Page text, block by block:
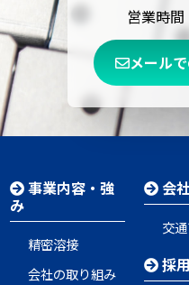
営業時
メール
事業内容・強
み
精密溶接
会社の取り組み
会
交
採